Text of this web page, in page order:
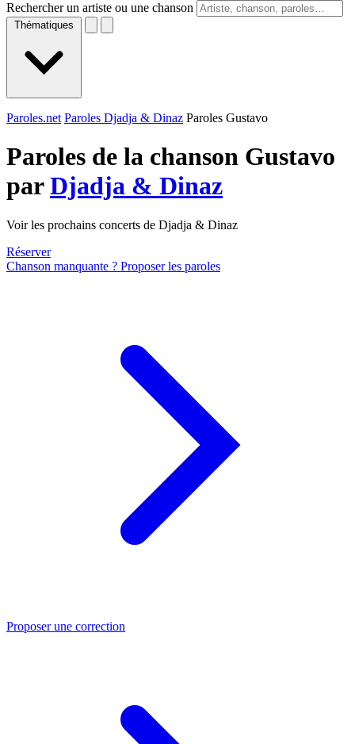
Rechercher un artiste ou une chanson
Thématiques
Paroles.net Paroles Djadja & Dinaz Paroles Gustavo
Paroles de la chanson Gustavo
parDjadja & Dinaz
Voir les prochains concerts de Djadja & Dinaz
Réserver
Chanson manquante ? Proposer les paroles
Proposer une correction